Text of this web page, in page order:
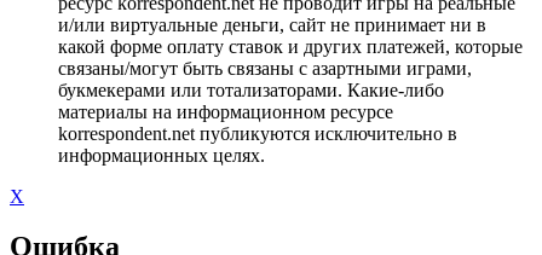
и/или виртуальные деньги, сайт не принимает ни в
какой форме оплату ставок и других платежей, которые
связаны/могут быть связаны с азартными играми,
букмекерами или тотализаторами. Какие-либо
материалы на информационном ресурсе
korrespondent.net публикуются исключительно в
информационных целях.
X
Ошибка